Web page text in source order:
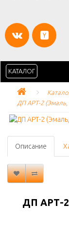
КАТАЛОГ
ДП АРТ-2 (Эмаль,
Описание
ДП АРТ-2